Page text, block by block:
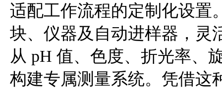
适配工作流程的定制化设置
块、仪器及自动进样器，灵
从 pH 值、色度、折光率、
构建专属测量系统。凭借这